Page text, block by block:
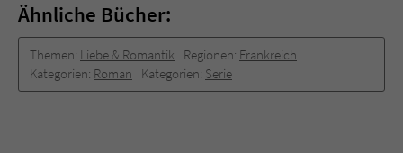
Ähnliche Bücher:
Themen: Liebe & Romantik Regionen: Frankreich
Kategorien: Roman Kategorien: Serie